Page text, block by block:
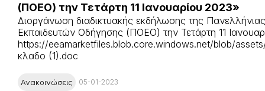
(ΠΟΕΟ) την Τετάρτη 11 Ιανουαρίου 2023»
Διοργάνωση διαδικτυακής εκδήλωσης της
Εκπαιδευτών Οδήγησης (ΠΟΕΟ) την Τετάρτη 11
https://eeamarketfiles.blob.core.windows.net/blob/
κλαδο (1).doc
Ανακοινώσεις 05-01-2023